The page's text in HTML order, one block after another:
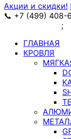
Акции и скидки!
📞 +7 (499) 408-
;
ГЛАВНАЯ
КРОВЛЯ